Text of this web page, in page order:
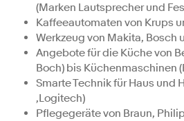
(Marken Lautsprecher und
Kaffeeautomaten von Krups
Werkzeug von Makita, Bosch
Angebote für die Küche von
Boch) bis Küchenmaschinen
Smarte Technik für Haus und
,Logitech)
Pflegegeräte von Braun,